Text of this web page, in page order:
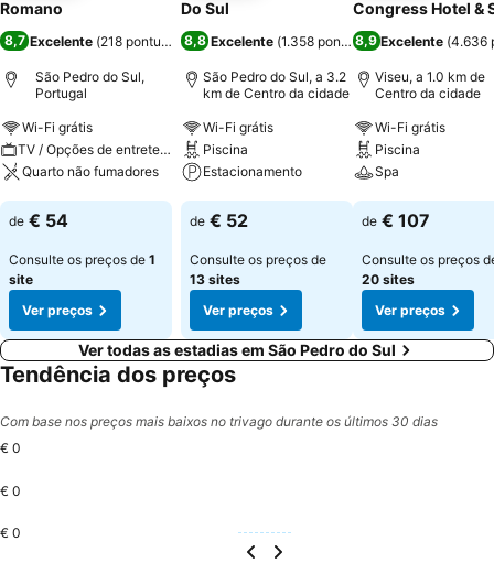
Romano
8,7 Excelente (218 pontuações)
São Pedro do Sul,
Portugal
Wi-Fi grátis
TV / Opções de entretenimento
Quarto não fumadores
Ver preços
de € 54
Consulte os preços de 1
site
Ver preços
Do Sul
8,8 Excelente (1.358 pontuações)
São Pedro do Sul, a 3.2
km de Centro da cidade
Wi-Fi grátis
Piscina
Estacionamento
Ver preços
de € 52
Consulte os preços de
13 sites
Ver preços
Congress Hotel &
8,9Excelente (4.636
Viseu, a 1.0 km de
Centro da cidade
Wi-Fi grátis
Piscina
Spa
Ver preços
de € 107
Consulte os preços
20 sites
Ver preços
Ver todas as estadias em São Pedro do Sul
Tendência dos preços
Com base nos preços mais baixos no trivago durante os últimos 30 dias
€ 0
€ 0
€ 0